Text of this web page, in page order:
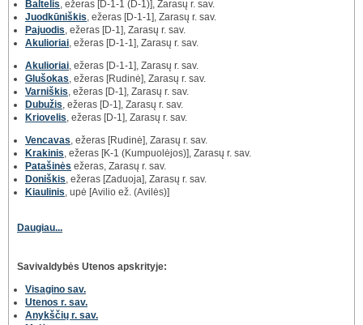
Baltelis, ežeras [D-1-1 (D-1)], Zarasų r. sav.
Juodkūniškis, ežeras [D-1-1], Zarasų r. sav.
Pajuodis, ežeras [D-1], Zarasų r. sav.
Akulioriai, ežeras [D-1-1], Zarasų r. sav.
Akulioriai, ežeras [D-1-1], Zarasų r. sav.
Glušokas, ežeras [Rudinė], Zarasų r. sav.
Varniškis, ežeras [D-1], Zarasų r. sav.
Dubužis, ežeras [D-1], Zarasų r. sav.
Kriovelis, ežeras [D-1], Zarasų r. sav.
Vencavas, ežeras [Rudinė], Zarasų r. sav.
Krakinis, ežeras [K-1 (Kumpuolėjos)], Zarasų r. sav.
Patašinės ežeras, Zarasų r. sav.
Doniškis, ežeras [Zaduoja], Zarasų r. sav.
Kiaulinis, upė [Avilio ež. (Avilės)]
Daugiau...
Savivaldybės Utenos apskrityje:
Visagino sav.
Utenos r. sav.
Anykščių r. sav.